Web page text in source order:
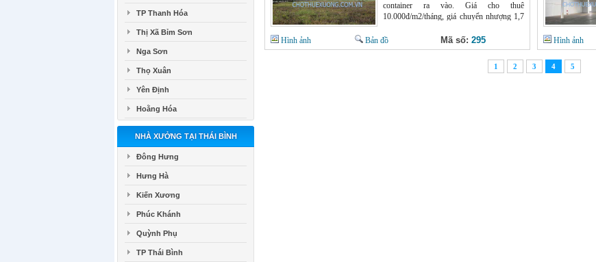
TP Thanh Hóa
Thị Xã Bỉm Sơn
Nga Sơn
Thọ Xuân
Yên Định
Hoằng Hóa
NHÀ XƯỞNG TẠI THÁI BÌNH
Đông Hưng
Hưng Hà
Kiến Xương
Phúc Khánh
Quỳnh Phụ
TP Thái Bình
container ra vào. Giá cho thuê
10.000đ/m2/tháng, giá chuyển nhượng 1,7
Hình ảnh
Bản đồ Mã số: 295 Hình ảnh
1 2 3 4 5